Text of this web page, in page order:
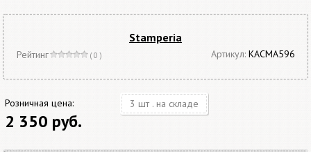
Stamperia
Рейтинг ( 0 ) Артикул: KACMA596
Розничная цена:
2 350 руб.
3 шт . на складе